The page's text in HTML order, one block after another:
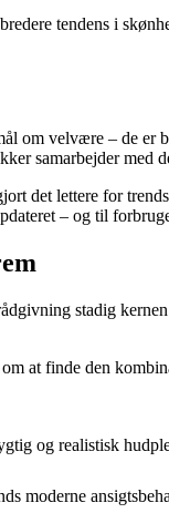
tendens i
om velvære – de
samarbejder med
det lettere for
– og til
stadig
at finde den
og realistisk
moderne